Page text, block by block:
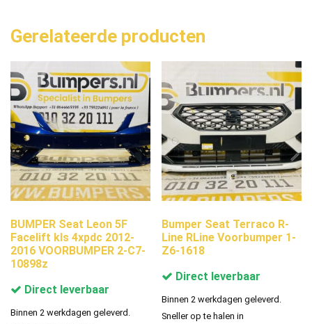
Gerelateerde producten
BUMPER Seat Leon 5F
Facelift kls 4xpdc 2012-
2016 VOORBUMPER 2-C7-
10898z
Direct leverbaar
Binnen 2 werkdagen geleverd.
Bumper Seat Terraco R-
Line RLine Voorbumper 1-
Z6-1618
Direct leverbaar
Binnen 2 werkdagen geleverd.
Sneller op te halen in